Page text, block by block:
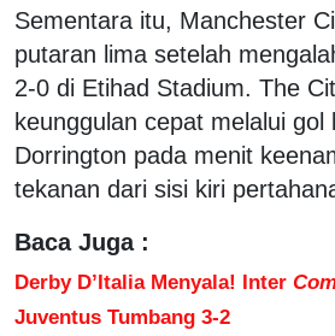
Sementara itu, Manchester
putaran lima setelah
2-0 di Etihad Stadium. The
keunggulan cepat melalui gol
Dorrington pada menit
tekanan dari sisi kiri
Baca Juga :
Derby D’Italia Menyala! Inter
Juventus Tumbang 3-2